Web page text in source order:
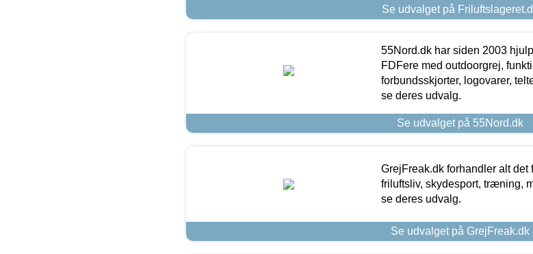
Se udvalget på
55Nord.dk har siden 2003
FDFere med outdoorgrej,
forbundsskjorter, logovarer,
se deres udvalg.
Se udvalget på 55Nord.dk
GrejFreak.dk forhandler alt det
friluftsliv, skydesport, træning,
se deres udvalg.
Se udvalget på GrejFreak.dk